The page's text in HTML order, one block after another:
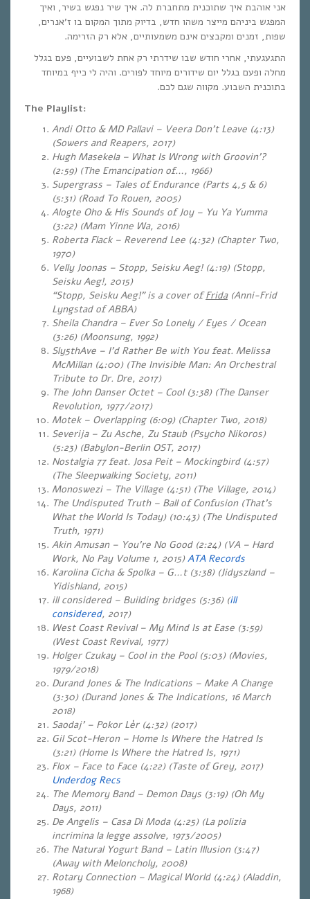
אני אוהבת איך שתוכנית מתחברת לה. איך שיר נפגש בשיר, ואיך
המפגש ביניהם מייצר משהו חדש, בדיוק מתוך המקום בו ז’אנרים,
שפות, זמנים ומקבצים אינם משמעותיים, אלא רק הזרימה.
התגעגעתי, אחרי חודש שבו שידרתי רק אחת לשבועיים, פעם בגלל
מחלה ופעם בגלל יום שידורים מיוחד לפורים. והיה לי כייף במיוחד
בתוכנית השבוע. מקווה שגם לכם.
The Playlist:
Andi Otto & MD Pallavi – Veera Don’t Leave (4:13)
(Sowers and Reapers, 2017)
Hugh Masekela – What Is Wrong with Groovin’?
(2:59) (The Emancipation of…, 1966)
Supergrass – Tales of Endurance (Parts 4,5 & 6)
(5:31) (Road To Rouen, 2005)
Alogte Oho & His Sounds of Joy – Yu Ya Yumma
(3:22) (Mam Yinne Wa, 2016)
Roberta Flack – Reverend Lee (4:32) (Chapter Two,
1970)
Velly Joonas – Stopp, Seisku Aeg! (4:19) (Stopp,
Seisku Aeg!, 2015)
“Stopp, Seisku Aeg!” is a cover ofFrida(Anni-Frid
Lyngstad of ABBA)
Sheila Chandra – Ever So Lonely / Eyes / Ocean
(3:26) (Moonsung, 1992)
Sly5thAve – I’d Rather Be with You feat. Melissa
McMillan (4:00) (The Invisible Man: An Orchestral
Tribute to Dr. Dre, 2017)
The John Danser Octet – Cool (3:38) (The Danser
Revolution, 1977/2017)
Motek – Overlapping (6:09) (Chapter Two, 2018)
Severija – Zu Asche, Zu Staub (Psycho Nikoros)
(5:23) (Babylon-Berlin OST, 2017)
Nostalgia 77 feat. Josa Peit – Mockingbird (4:57)
(The Sleepwalking Society, 2011)
Monoswezi – The Village (4:51) (The Village, 2014)
The Undisputed Truth – Ball of Confusion (That’s
What the World Is Today) (10:43) (The Undisputed
Truth, 1971)
Akin Amusan – You’re No Good (2:24) (VA – Hard
Work, No Pay Volume 1, 2015)ATA Records
Karolina Cicha & Spolka – G…t (3:38) (Jidyszland –
Yidishland, 2015)
ill considered – Building bridges (5:36) (ill
considered, 2017)
West Coast Revival – My Mind Is at Ease (3:59)
(West Coast Revival, 1977)
Holger Czukay – Cool in the Pool (5:03) (Movies,
1979/2018)
Durand Jones & The Indications – Make A Change
(3:30)(Durand Jones & The Indications, 16 March
2018)
Saodaj’ – Pokor Lèr (4:32) (2017)
Gil Scot-Heron – Home Is Where the Hatred Is
(3:21) (Home Is Where the Hatred Is, 1971)
Flox – Face to Face (4:22) (Taste of Grey, 2017)
Underdog Recs
The Memory Band – Demon Days (3:19) (Oh My
Days, 2011)
De Angelis – Casa Di Moda (4:25) (La polizia
incrimina la legge assolve, 1973/2005)
The Natural Yogurt Band – Latin Illusion (3:47)
(Away with Meloncholy, 2008)
Rotary Connection – Magical World (4:24) (Aladdin,
1968)